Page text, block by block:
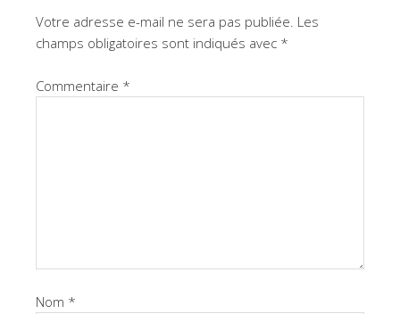
Votre adresse e-mail ne sera pas publiée. Les
champs obligatoires sont indiqués avec *
Commentaire *
Nom *